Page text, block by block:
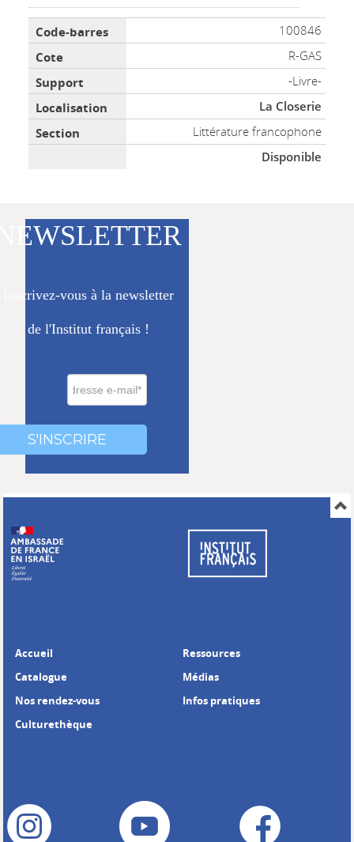
Liste des exemplaires
100846
R-GAS
-Livre-
La Closerie
Littérature francophone
Disponible
Inscrivez-vous à la newsletter
de l'Institut français !
S'INSCRIRE
Accueil
Catalogue
Nos rendez-vous
Culturethèque
Ressources
Médias
Infos pratiques